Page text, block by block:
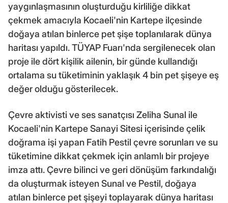
yaygınlaşmasının oluşturduğu kirliliğe dikkat
çekmek amacıyla Kocaeli'nin Kartepe ilçesinde
doğaya atılan binlerce pet şişe toplanılarak dünya
haritası yapıldı. TÜYAP Fuarı'nda sergilenecek olan
proje ile dört kişilik ailenin, bir günde kullandığı
ortalama su tüketiminin yaklaşık 4 bin pet şişeye eş
değer olduğu gösterilecek.
Çevre aktivisti ve ses sanatçısı Zeliha Sunal ile
Kocaeli'nin Kartepe Sanayi Sitesi içerisinde çelik
doğrama işi yapan Fatih Pestil çevre sorunları ve su
tüketimine dikkat çekmek için anlamlı bir projeye
imza attı. Çevre bilinci ve geri dönüşüm farkındalığı
da oluşturmak isteyen Sunal ve Pestil, doğaya
atılan binlerce pet şişeyi toplayarak dünya haritası